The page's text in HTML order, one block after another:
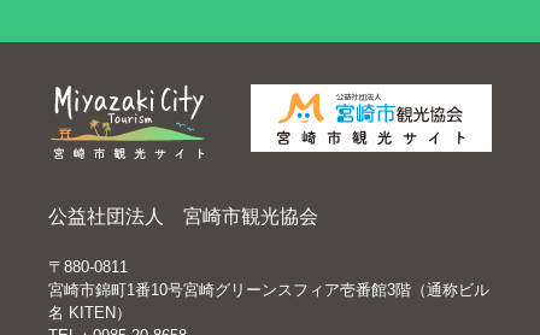
公益社団法人 宮崎市観光協会
〒880-0811
宮崎市錦町1番10号宮崎グリーンスフィア壱番館3階（通称ビル
名 KITEN）